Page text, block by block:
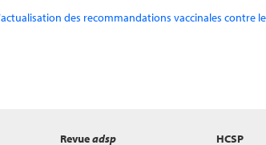
des recommandations vaccinales contre
HCSP
Revueadsp